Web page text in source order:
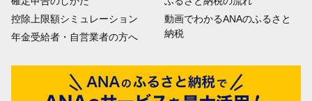
控除上限額シミュレーション
年金受給者・自営業者の方へ
動画でわかるANAのふるさと
納税